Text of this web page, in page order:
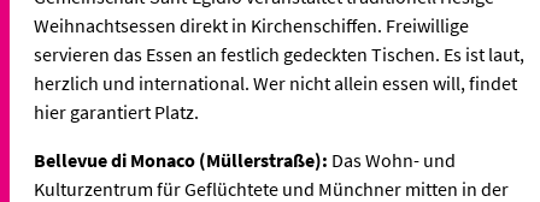
Weihnachtsessen direkt in Kirchenschiffen. Freiwillige
servieren das Essen an festlich gedeckten Tischen. Es ist laut,
herzlich und international. Wer nicht allein essen will, findet
hier garantiert Platz.
Bellevue di Monaco (Müllerstraße): Das Wohn- und
Kulturzentrum für Geflüchtete und Münchner mitten in der